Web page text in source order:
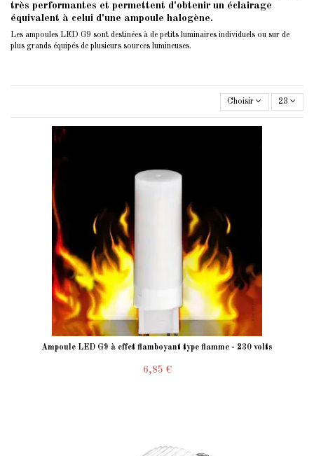
très performantes et permettent d'obtenir un éclairage
équivalent à celui d'une ampoule halogène.
Les ampoules LED G9 sont destinées à de petits luminaires individuels ou sur de
plus grands équipés de plusieurs sources lumineuses.
Choisir 23
Ampoule LED G9 à effet flamboyant type flamme - 230 volts
6,85 €